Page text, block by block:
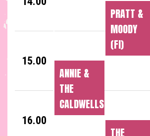
15.00
16.00
ANNIE &
THE
CALDWELLS
(USA)
PRATT &
MOODY
(FI)
THE